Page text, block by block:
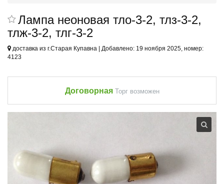
Лампа неоновая тло-3-2, тлз-3-2,
тлж-3-2, тлг-3-2
доставка из г.Старая Купавна | Добавлено: 19 ноября 2025, номер:
4123
Договорная Торг возможен